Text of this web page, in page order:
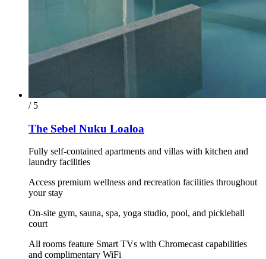
/ 5
The Sebel Nuku Loaloa
Fully self-contained apartments and villas with kitchen and
laundry facilities
Access premium wellness and recreation facilities throughout
your stay
On-site gym, sauna, spa, yoga studio, pool, and pickleball
court
All rooms feature Smart TVs with Chromecast capabilities
and complimentary WiFi